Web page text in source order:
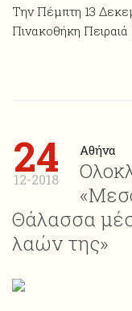
Την Πέμπτη 13
Πινακοθήκη
24
12-2018
Αθήνα
Θάλασσα
λαών της»